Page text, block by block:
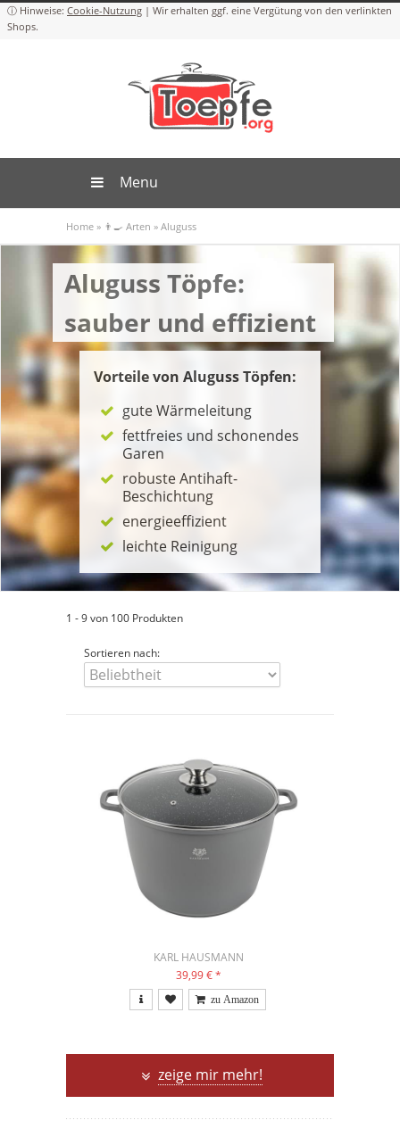
Cookie-Nutzung
Menu
Home » 👨‍🍳 Arten » Aluguss
Aluguss Töpfe:
sauber und effizient
Vorteile von Aluguss Töpfen:
gute Wärmeleitung
fettfreies und schonendes
Garen
robuste Antihaft-
Beschichtung
energieeffizient
leichte Reinigung
1 - 9 von 100 Produkten
Sortieren nach:
KARL HAUSMANN
39,99 €*
zeige mir mehr!